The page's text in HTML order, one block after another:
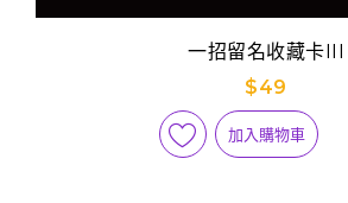
一招留名收藏卡III
$49
加入購物車